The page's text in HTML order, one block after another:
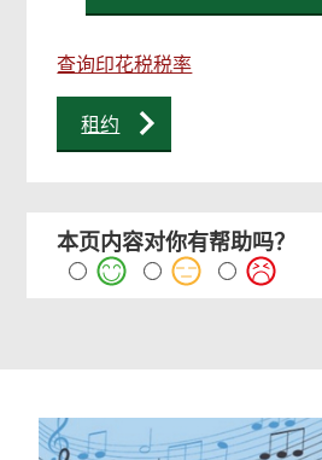
查询印花税税率
租约
本页内容对你有帮助吗？